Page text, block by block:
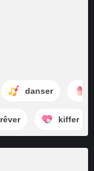
danser
rêver kiffer